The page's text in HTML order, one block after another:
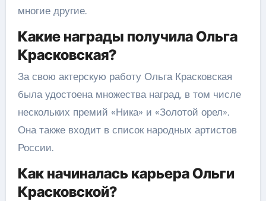
многие другие.
Какие награды получила Ольга
Красковская?
За свою актерскую работу Ольга Красковская
была удостоена множества наград, в том числе
нескольких премий «Ника» и «Золотой орел».
Она также входит в список народных артистов
России.
Как начиналась карьера Ольги
Красковской?